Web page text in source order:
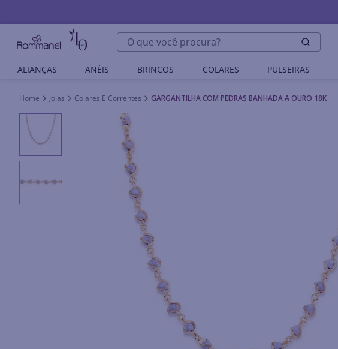
O que você procura?
ALIANÇAS ANÉIS BRINCOS COLARES PULSEIRAS
Joias Colares E Correntes GARGANTILHA COM PEDRAS BANHADA A OURO 18K